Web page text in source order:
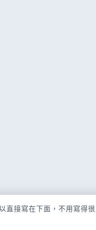
直接寫在下面，不用寫得